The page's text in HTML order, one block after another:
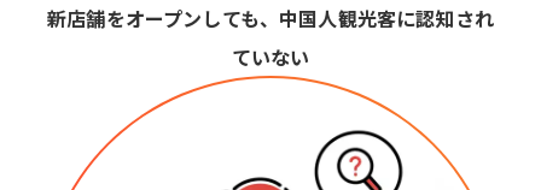
新店舗をオープンしても、中国人観光客に認知され
ていない